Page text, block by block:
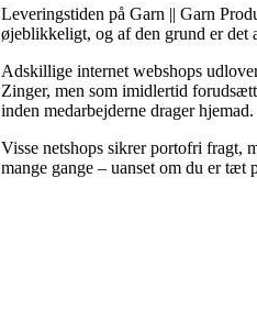
Leveringstiden på Garn || Garn
øjeblikkeligt, og af den grund er det
Adskillige internet webshops
Zinger, men som imidlertid
inden medarbejderne drager hjemad.
Visse netshops sikrer portofri fragt,
mange gange – uanset om du er